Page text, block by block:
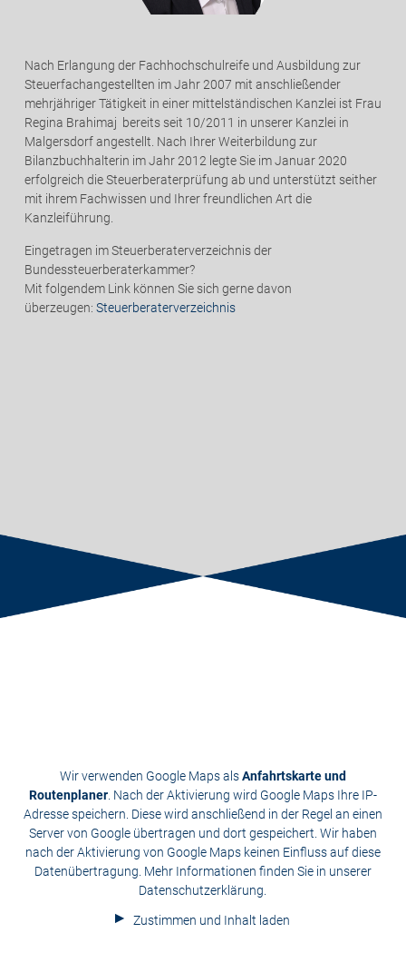
Nach Erlangung der Fachhochschulreife und Ausbildung zur
Steuerfachangestellten im Jahr 2007 mit anschließender
mehrjähriger Tätigkeit in einer mittelständischen Kanzlei ist Frau
Regina Brahimaj bereits seit 10/2011 in unserer Kanzlei in
Malgersdorf angestellt. Nach Ihrer Weiterbildung zur
Bilanzbuchhalterin im Jahr 2012 legte Sie im Januar 2020
erfolgreich die Steuerberaterprüfung ab und unterstützt seither
mit ihrem Fachwissen und Ihrer freundlichen Art die
Kanzleiführung.
Eingetragen im Steuerberaterverzeichnis der
Bundessteuerberaterkammer?
Mit folgendem Link können Sie sich gerne davon
überzeugen: Steuerberaterverzeichnis
Wir verwenden Google Maps alsAnfahrtskarte und
Routenplaner. Nach der Aktivierung wird Google Maps Ihre IP-
Adresse speichern. Diese wird anschließend in der Regel an einen
Server von Google übertragen und dort gespeichert. Wir haben
nach der Aktivierung von Google Maps keinen Einfluss auf diese
Datenübertragung. Mehr Informationen finden Sie in unserer
Datenschutzerklärung.
Zustimmen und Inhalt laden